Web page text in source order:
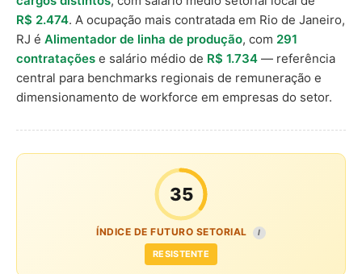
R$ 2.474. A ocupação mais contratada em Rio de Janeiro,
RJ é Alimentador de linha de produção, com 291
contratações e salário médio de R$ 1.734 — referência
central para benchmarks regionais de remuneração e
dimensionamento de workforce em empresas do setor.
35
ÍNDICE DE FUTURO SETORIAL I
RESISTENTE